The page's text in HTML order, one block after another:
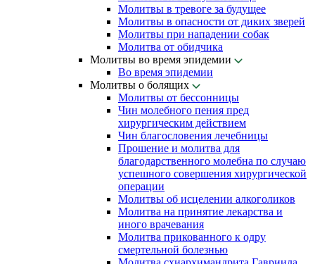
Молитвы в тревоге за будущее
Молитвы в опасности от диких зверей
Молитвы при нападении собак
Молитва от обидчика
Молитвы во время эпидемии
Во время эпидемии
Молитвы о болящих
Молитвы от бессонницы
Чин молебного пения пред
хирургическим действием
Чин благословения лечебницы
Прошение и молитва для
благодарственного молебна по случаю
успешного совершения хирургической
операции
Молитвы об исцелении алкоголиков
Молитва на принятие лекарства и
иного врачевания
Молитва прикованного к одру
смертельной болезнью